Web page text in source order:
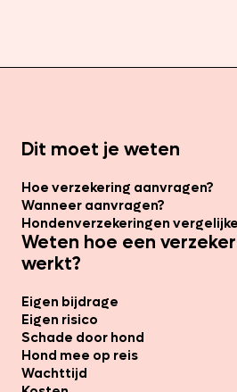
Dit moet je weten
Hoe verzekering aanvragen?
Wanneer aanvragen?
Hondenverzekeringen
Weten hoe een
werkt?
Eigen bijdrage
Eigen risico
Schade door hond
Hond mee op reis
Wachttijd